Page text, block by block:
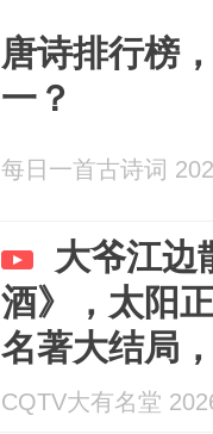
唐诗排行榜
一？
每日一首古诗词
大爷江边
酒》，太阳
名著大结局
CQTV大有名堂